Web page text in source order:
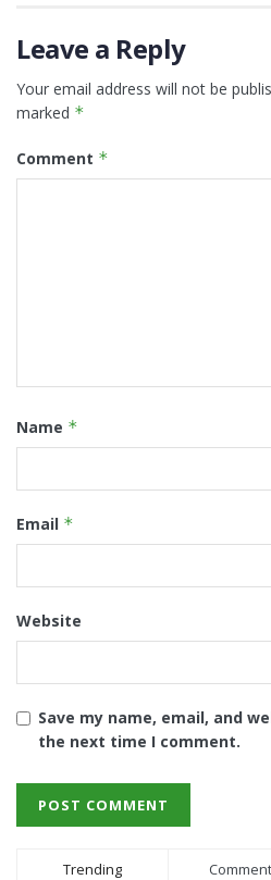
Leave a Reply
Your email address will not be
marked *
Comment *
Name *
Email *
Website
Save my name, email, and
the next time I comment.
Trending